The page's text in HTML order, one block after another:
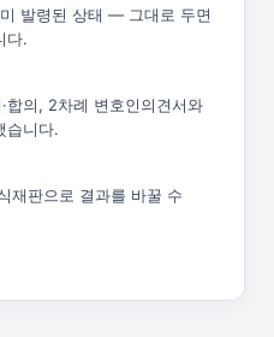
발령된 상태 — 그대로 두면
다.
합의, 2차례 변호인의견서와
습니다.
재판으로 결과를 바꿀 수